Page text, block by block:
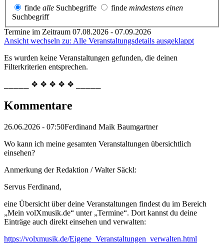
finde alle Suchbegriffe finde mindestens einen
Suchbegriff
Termine im Zeitraum 07.08.2026 - 07.09.2026
Ansicht wechseln zu: Alle Veranstaltungsdetails ausgeklappt
Es wurden keine Veranstaltungen gefunden, die deinen
Filterkriterien entsprechen.
⎯⎯⎯⎯⎯ ❖ ❖ ❖ ❖ ❖ ⎯⎯⎯⎯⎯
Kommentare
26.06.2026 - 07:50Ferdinand Maik Baumgartner
Wo kann ich meine gesamten Veranstaltungen übersichtlich
einsehen?
Anmerkung der Redaktion /Walter Säckl:
Servus Ferdinand,
eine Übersicht über deine Veranstaltungen findest du im Bereich
„Mein volXmusik.de“ unter „Termine“. Dort kannst du deine
Einträge auch direkt einsehen und verwalten:
https://volxmusik.de/Eigene_Veranstaltungen_verwalten.html